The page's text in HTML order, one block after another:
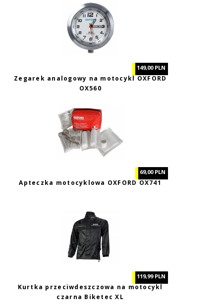
149,00 PLN
Zegarek analogowy na motocykl OXFORD
OX560
69,00 PLN
Apteczka motocyklowa OXFORD OX741
119,99 PLN
Kurtka przeciwdeszczowa na motocykl
czarna Biketec XL